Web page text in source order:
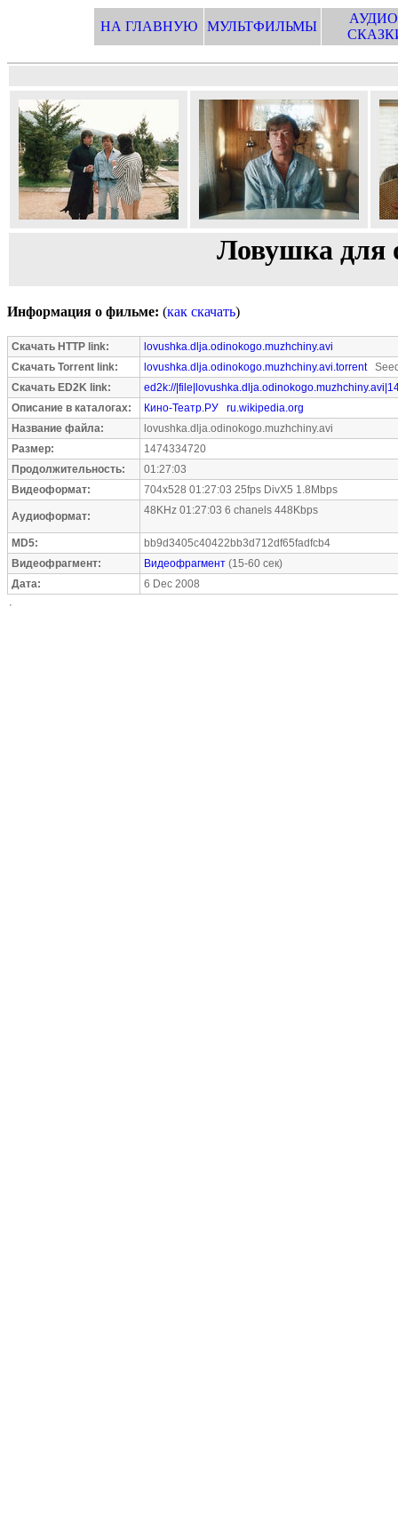
НА ГЛАВНУЮ МУЛЬТФИЛЬМЫ
Ловушка для
Информация о фильме: (как скачать)
Скачать HTTP link:
lovushka.dlja.odinokogo.muzhchiny.avi
Скачать Torrent link:
lovushka.dlja.odinokogo.muzhchiny.avi.torrent
Скачать ED2K link:
ed2k://
Описание в каталогах:
Кино-Театр.РУ
ru.wikipedia.org
Название файла:
lovushka.dlja.odinokogo.muzhchiny.avi
Размер:
1474334720
Продолжительность:
01:27:03
Видеоформат:
704x528 01:27:03 25fps DivX5 1.8Mbps
Аудиоформат: 48KHz 01:27:03 6 chanels 448Kbps
MD5:
bb9d3405c40422bb3d712df65fadfcb4
Видеофрагмент:
Видеофрагмент (15-60 сек)
Дата:
6 Dec 2008